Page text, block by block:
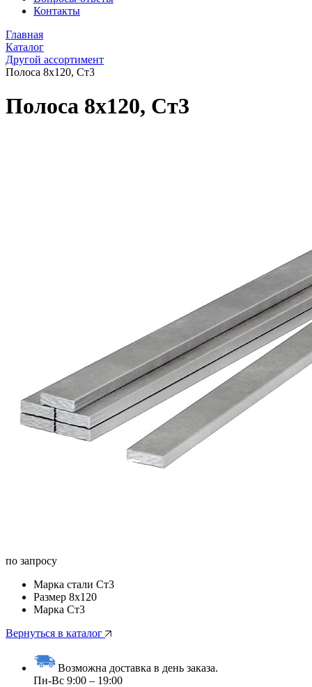
Контакты
Главная
Каталог
Другой ассортимент
Полоса 8х120, Ст3
Полоса 8х120, Ст3
по запросу
Марка стали Ст3
Размер 8х120
Марка Ст3
Вернуться в каталог
Возможна доставка в день заказа.
Пн-Вс 9:00 – 19:00